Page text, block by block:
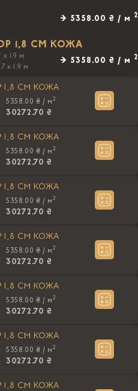
→ 5358.00 ₴ / м 2
1,8 CM КОЖА
x 1.9 м
x 1.9 м
→ 5358.00 ₴ / м 2
1,8 CM КОЖА
5358.00 ₴ / м 2
30272.70 ₴
1,8 CM КОЖА
5358.00 ₴ / м 2
30272.70 ₴
1,8 CM КОЖА
5358.00 ₴ / м 2
30272.70 ₴
1,8 CM КОЖА
5358.00 ₴ / м 2
30272.70 ₴
1,8 CM КОЖА
5358.00 ₴ / м 2
30272.70 ₴
1,8 CM КОЖА
5358.00 ₴ / м 2
30272.70 ₴
1,8 CM КОЖА